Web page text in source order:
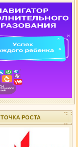
ТОЧКА РОСТА